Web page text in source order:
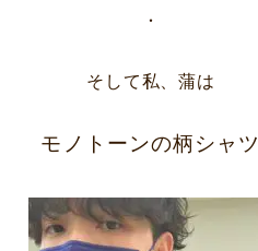
・
そして私、蒲は
モノトーンの柄シャツ